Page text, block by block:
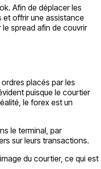
Afin de déplacer les
et offrir une assistance
spread afin de couvrir
placés par les
puisque le courtier
le forex est un
le terminal, par
sur leurs transactions.
du courtier, ce qui est